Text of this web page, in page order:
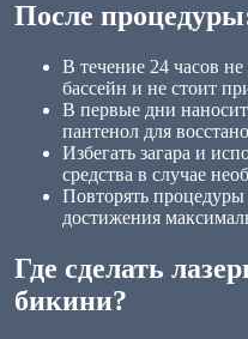
После
В течение 24 часов не
бассейн и не стоит
В первые дни
пантенол для
Избегать загара и
средства в случае
Повторять процедуры
достижения
Где сделать
бикини?